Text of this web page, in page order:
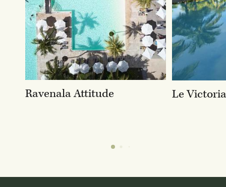
Ravenala Attitude Le Victoria